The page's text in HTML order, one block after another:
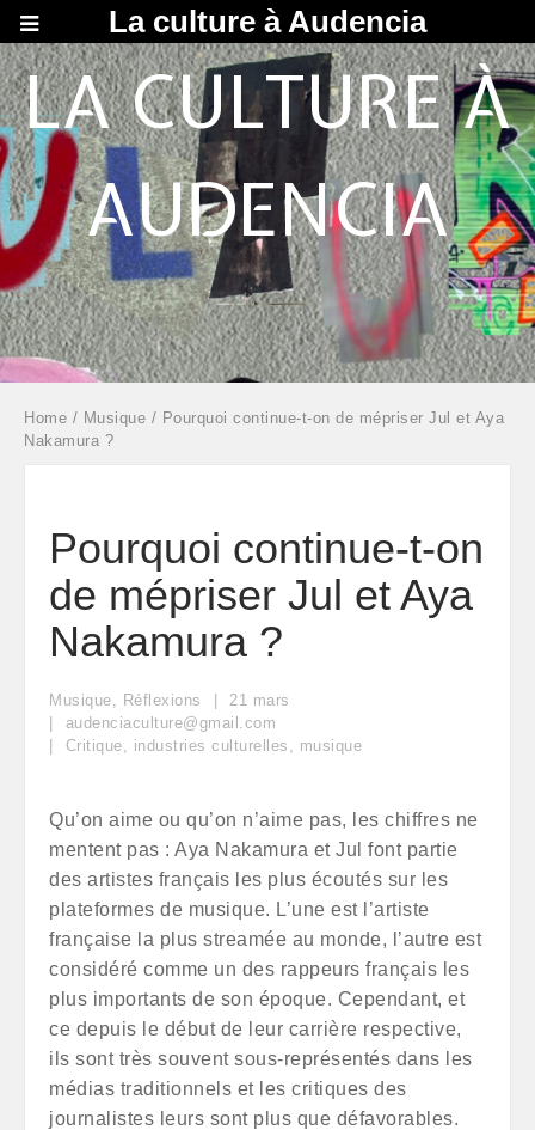
LA CULTURE À
AUDENCIA
Home / Musique / Pourquoi continue-t-on de mépriser Jul et Aya
Nakamura ?
Pourquoi continue-t-on
de mépriser Jul et Aya
Nakamura ?
Musique, Réflexions 21 mars
audenciaculture@gmail.com
Critique, industries culturelles , musique
Qu’on aime ou qu’on n’aime pas, les chiffres ne
mentent pas : Aya Nakamura et Jul font partie
des artistes français les plus écoutés sur les
plateformes de musique. L’une est l’artiste
française la plus streamée au monde, l’autre est
considéré comme un des rappeurs français les
plus importants de son époque. Cependant, et
ce depuis le début de leur carrière respective,
ils sont très souvent sous-représentés dans les
médias traditionnels et les critiques des
journalistes leurs sont plus que défavorables.
La culture à Audencia